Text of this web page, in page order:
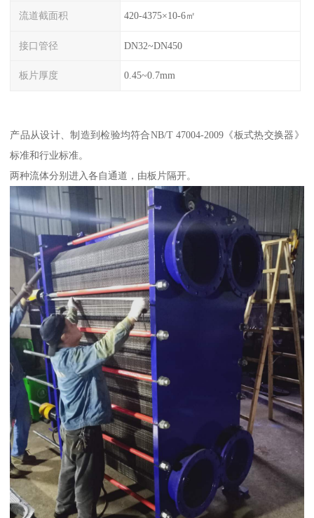
流道截面积 420-4375×10-6㎡
接口管径 DN32~DN450
板片厚度 0.45~0.7mm
产品从设计、制造到检验均符合NB/T 47004-2009《板式热交换器》
标准和行业标准。
两种流体分别进入各自通道，由板片隔开。